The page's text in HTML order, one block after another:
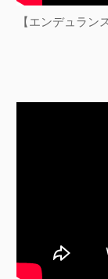
【エンデュラ